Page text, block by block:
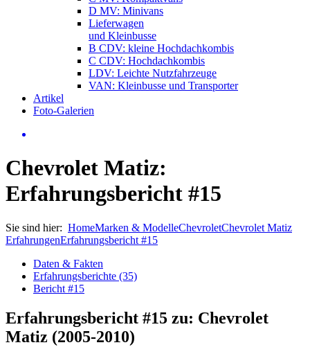
D MV: Minivans
Lieferwagen
und Kleinbusse
B CDV: kleine Hochdachkombis
C CDV: Hochdachkombis
LDV: Leichte Nutzfahrzeuge
VAN: Kleinbusse und Transporter
Artikel
Foto-Galerien
Chevrolet Matiz:
Erfahrungsbericht #15
Sie sind hier: HomeMarken & ModelleChevroletChevrolet Matiz
ErfahrungenErfahrungsbericht #15
Daten & Fakten
Erfahrungsberichte (35)
Bericht #15
Erfahrungsbericht #15 zu: Chevrolet
Matiz (2005-2010)